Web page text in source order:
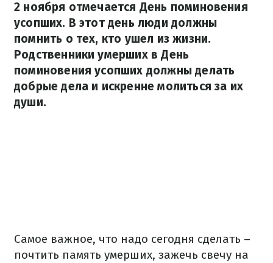
2 ноября отмечается День поминовения
усопших. В этот день люди должны
помнить о тех, кто ушел из жизни.
Родственники умерших в День
поминовения усопших должны делать
добрые дела и искренне молиться за их
души.
Самое важное, что надо сегодня сделать –
почтить память умерших, зажечь свечу на